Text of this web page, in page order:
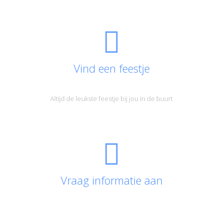
Vind een feestje
Altijd de leukste feestje bij jou in de buurt
Vraag informatie aan